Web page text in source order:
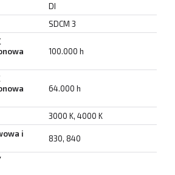
DI
SDCM 3
100.000 h
64.000 h
3000 K, 4000 K
i
830, 840